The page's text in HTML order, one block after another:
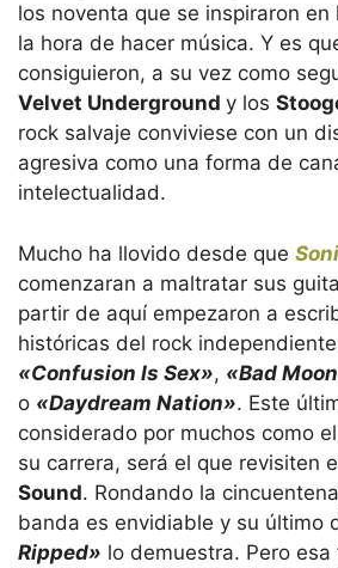
los noventa que se inspiraron en
la hora de hacer música. Y es
consiguieron, a su vez como
Velvet Underground y los
rock salvaje conviviese con un
agresiva como una forma de
intelectualidad.
Mucho ha llovido desde que
comenzaran a maltratar sus
partir de aquí empezaron a
históricas del rock
«Confusion Is Sex», «Bad
o «Daydream Nation». Este
considerado por muchos como
su carrera, será el que revisiten
Sound. Rondando la
banda es envidiable y su último
Ripped» lo demuestra. Pero esa